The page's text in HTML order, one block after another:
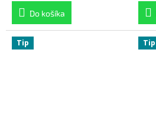
Do košíka
Tip Tip